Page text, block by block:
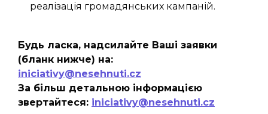
реалізація громадянських кампаній.
Будь ласка, надсилайте Ваші заявки
(бланк нижче) на:
iniciativy@nesehnuti.cz
За більш детальною інформацією
звертайтеся: iniciativy@nesehnuti.cz